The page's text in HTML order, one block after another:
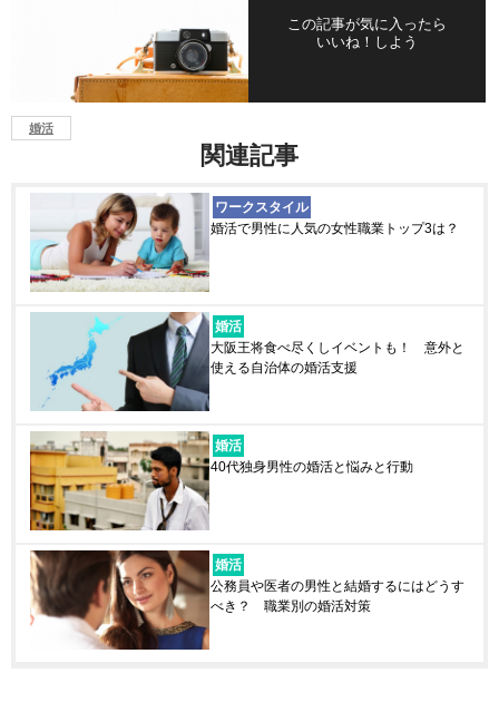
この記事が気に入ったら
いいね！しよう
婚活
関連記事
ワークスタイル
婚活で男性に人気の女性職業トップ3は？
婚活
大阪王将食べ尽くしイベントも！ 意外と
使える自治体の婚活支援
婚活
40代独身男性の婚活と悩みと行動
婚活
公務員や医者の男性と結婚するにはどうす
べき？ 職業別の婚活対策